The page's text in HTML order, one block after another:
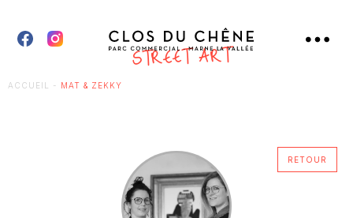
ACCUEIL - MAT & ZEKKY
RETOUR